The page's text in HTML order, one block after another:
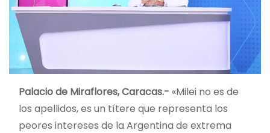
Palacio de Miraflores, Caracas.- «Milei no es de
los apellidos, es un títere que representa los
peores intereses de la Argentina de extrema